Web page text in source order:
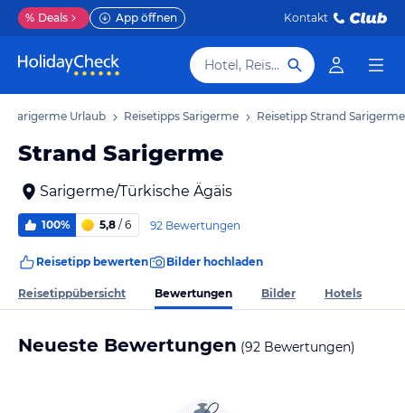
% Deals App öffnen Kontakt
Hotel, Reiseziel
Sarigerme Urlaub Reisetipps Sarigerme Reisetipp Strand Sarigerme
Strand Sarigerme
Sarigerme/Türkische Ägäis
100% 5,8 / 6 92 Bewertungen
Reisetipp bewerten Bilder hochladen
Reisetippübersicht Bewertungen Bilder Hotels
Neueste Bewertungen (92 Bewertungen)